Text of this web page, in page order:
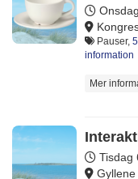
Pauser,
information
Mer
Tisdag
Gyllene